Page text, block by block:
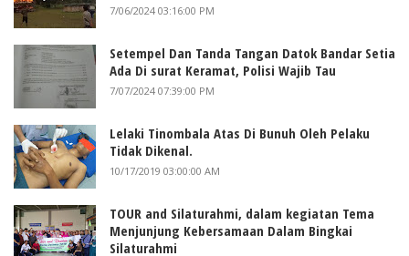
7/06/2024 03:16:00 PM
Setempel Dan Tanda Tangan Datok Bandar Setia
Ada Di surat Keramat, Polisi Wajib Tau
7/07/2024 07:39:00 PM
Lelaki Tinombala Atas Di Bunuh Oleh Pelaku
Tidak Dikenal.
10/17/2019 03:00:00 AM
TOUR and Silaturahmi, dalam kegiatan Tema
Menjunjung Kebersamaan Dalam Bingkai
Silaturahmi